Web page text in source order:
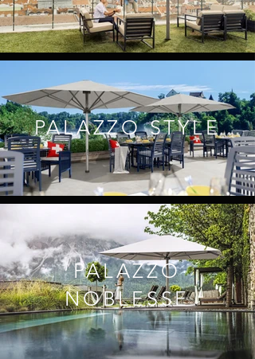
PALAZZO STYLE
PALAZZO
NOBLESSE